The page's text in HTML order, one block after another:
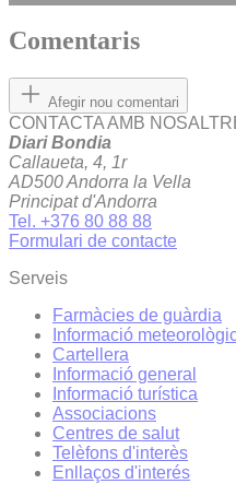
Comentaris
Afegir nou comentari
CONTACTA AMB
Diari Bondia
Callaueta, 4, 1r
AD500 Andorra la Vella
Principat d'Andorra
Tel. +376 80 88 88
Formulari de contacte
Serveis
Farmàcies de guàrdia
Informació
Cartellera
Informació general
Informació turística
Associacions
Centres de salut
Telèfons d'interès
Enllaços d'interés